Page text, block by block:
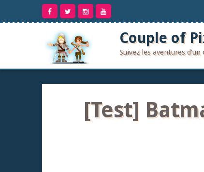
contenu
Couple of
Suivez les aventures
[Test]